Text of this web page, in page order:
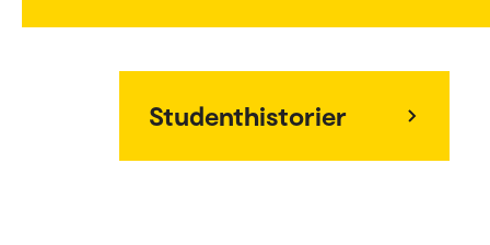
Studenthistorier